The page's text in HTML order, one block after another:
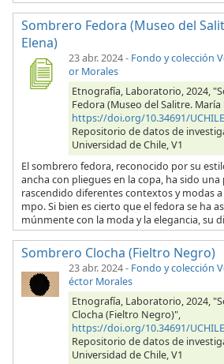
Sombrero Fedora (Museo del
Elena)
23 abr. 2024- Fondo y colección
or Morales
Etnografía, Laboratorio, 2024,
Fedora (Museo del Salitre. María
https://doi.org/10.34691/
Repositorio de datos de
Universidad de Chile, V1
El sombrero fedora, reconocido por su
ancha con pliegues en la copa, ha sido
rascendido diferentes contextos y modas
mpo. Si bien es cierto que el fedora se ha
múnmente con la moda y la elegancia, su
Sombrero Clocha (Fieltro Negro)
23 abr. 2024- Fondo y colección
éctor Morales
Etnografía, Laboratorio, 2024,
Clocha (Fieltro Negro)",
https://doi.org/10.34691/
Repositorio de datos de
Universidad de Chile, V1